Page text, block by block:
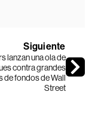
Siguiente
lanzan una ola de
contra grandes
de fondos de Wall
Street